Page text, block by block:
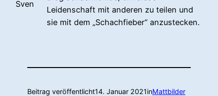
Sven
Leidenschaft mit anderen zu teilen und
sie mit dem „Schachfieber“ anzustecken.
Beitrag veröffentlicht14. Januar 2021inMattbilder